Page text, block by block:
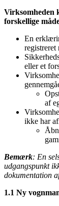
Virksomheden
forskellige
En
registreret
eller et
af
ikke har
Bemærk: En
udgangspunkt
dokumentation
1.1 Ny